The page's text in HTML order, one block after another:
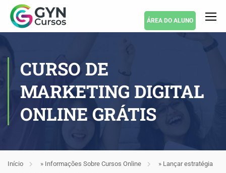
ÁREA DO ALUNO
CURSO DE
MARKETING DIGITAL
ONLINE GRÁTIS
Início » Informações Sobre Cursos Online » Lançar estratégia